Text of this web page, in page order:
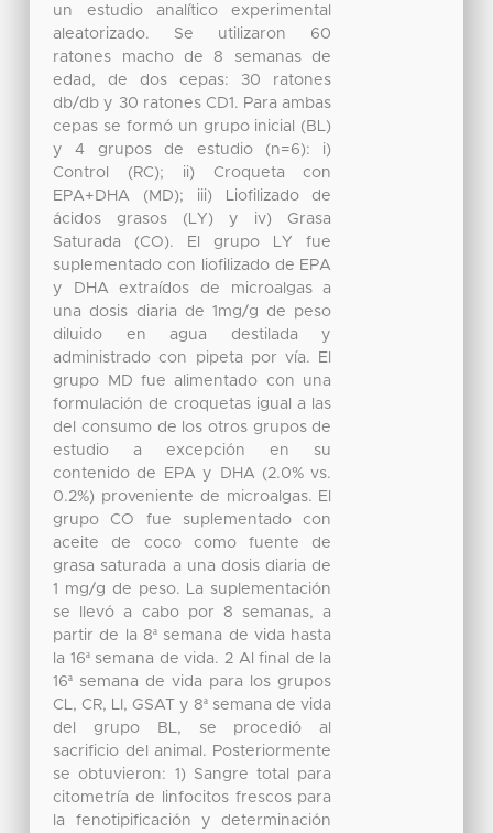
un estudio analítico experimental
aleatorizado. Se utilizaron 60
ratones macho de 8 semanas de
edad, de dos cepas: 30 ratones
db/db y 30 ratones CD1. Para ambas
cepas se formó un grupo inicial (BL)
y 4 grupos de estudio (n=6): i)
Control (RC); ii) Croqueta con
EPA+DHA (MD); iii) Liofilizado de
ácidos grasos (LY) y iv) Grasa
Saturada (CO). El grupo LY fue
suplementado con liofilizado de EPA
y DHA extraídos de microalgas a
una dosis diaria de 1mg/g de peso
diluido en agua destilada y
administrado con pipeta por vía. El
grupo MD fue alimentado con una
formulación de croquetas igual a las
del consumo de los otros grupos de
estudio a excepción en su
contenido de EPA y DHA (2.0% vs.
0.2%) proveniente de microalgas. El
grupo CO fue suplementado con
aceite de coco como fuente de
grasa saturada a una dosis diaria de
1 mg/g de peso. La suplementación
se llevó a cabo por 8 semanas, a
partir de la 8ª semana de vida hasta
la 16ª semana de vida. 2 Al final de la
16ª semana de vida para los grupos
CL, CR, LI, GSAT y 8ª semana de vida
del grupo BL, se procedió al
sacrificio del animal. Posteriormente
se obtuvieron: 1) Sangre total para
citometría de linfocitos frescos para
la fenotipificación y determinación